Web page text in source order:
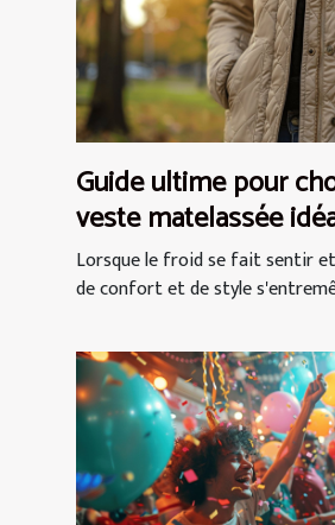
Guide ultime pour
veste matelassée
Lorsque le froid se fait sentir
de confort et de style